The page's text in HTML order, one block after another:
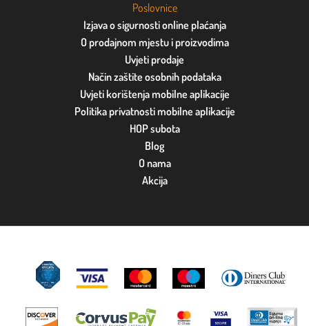
Poslovnice
Izjava o sigurnosti online plaćanja
O prodajnom mjestu i proizvodima
Uvjeti prodaje
Način zaštite osobnih podataka
Uvjeti korištenja mobilne aplikacije
Politika privatnosti mobilne aplikacije
HOP subota
Blog
O nama
Akcija